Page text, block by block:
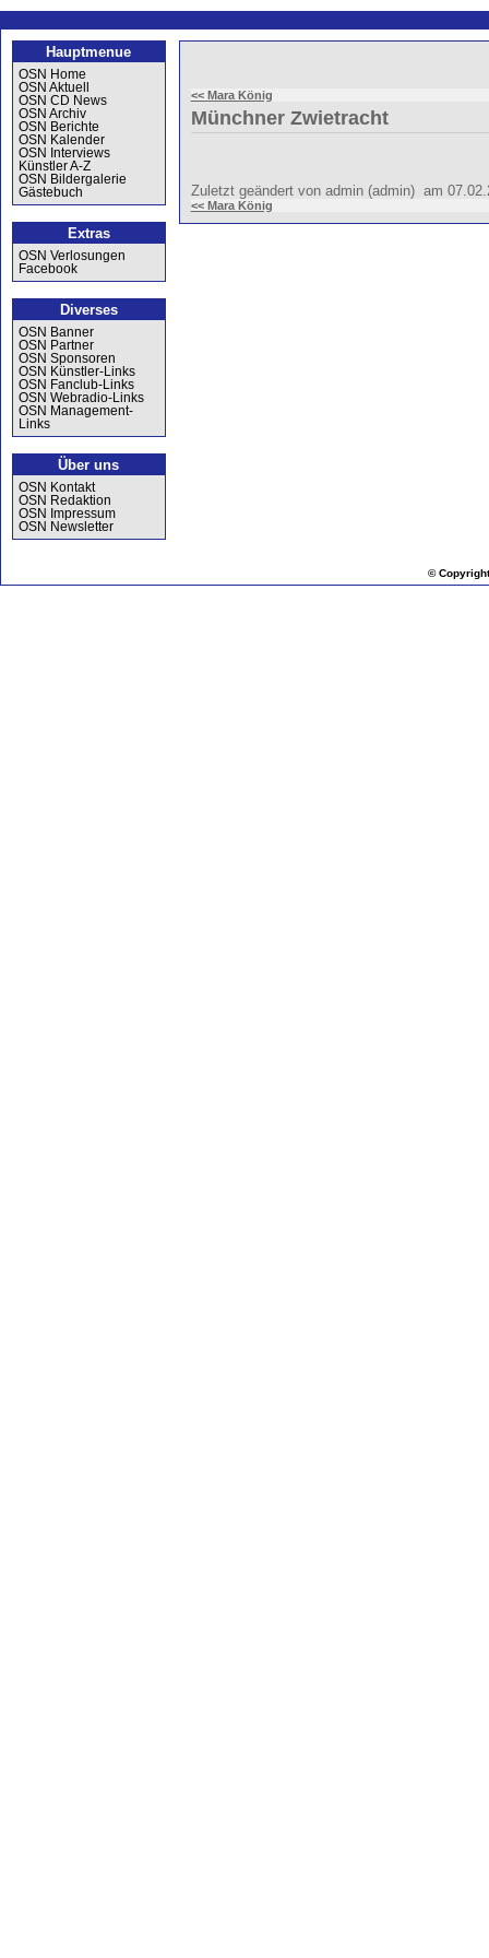
Hauptmenue
OSN Home
OSN Aktuell
OSN CD News
OSN Archiv
OSN Berichte
OSN Kalender
OSN Interviews
Künstler A-Z
OSN Bildergalerie
Gästebuch
Extras
OSN Verlosungen
Facebook
Diverses
OSN Banner
OSN Partner
OSN Sponsoren
OSN Künstler-Links
OSN Fanclub-Links
OSN Webradio-Links
OSN Management-
Links
Über uns
OSN Kontakt
OSN Redaktion
OSN Impressum
OSN Newsletter
<< Mara König
Münchner Zwietracht
Zuletzt geändert von admin (admin) am
<< Mara König
©